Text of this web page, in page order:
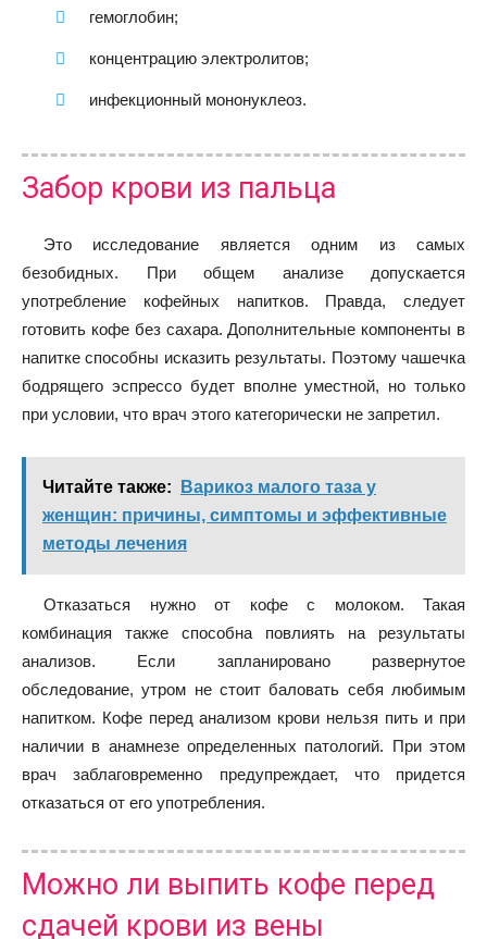
гемоглобин;
концентрацию электролитов;
инфекционный мононуклеоз.
Забор крови из пальца
Это исследование является одним из самых
безобидных. При общем анализе допускается
употребление кофейных напитков. Правда, следует
готовить кофе без сахара. Дополнительные компоненты в
напитке способны исказить результаты. Поэтому чашечка
бодрящего эспрессо будет вполне уместной, но только
при условии, что врач этого категорически не запретил.
Читайте также:
Варикоз малого таза у
женщин: причины, симптомы и эффективные
методы лечения
Отказаться нужно от кофе с молоком. Такая
комбинация также способна повлиять на результаты
анализов. Если запланировано развернутое
обследование, утром не стоит баловать себя любимым
напитком. Кофе перед анализом крови нельзя пить и при
наличии в анамнезе определенных патологий. При этом
врач заблаговременно предупреждает, что придется
отказаться от его употребления.
Можно ли выпить кофе перед
сдачей крови из вены